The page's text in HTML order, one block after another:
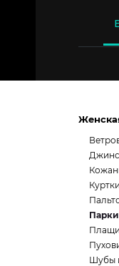
Куртки
Парки
Шубы